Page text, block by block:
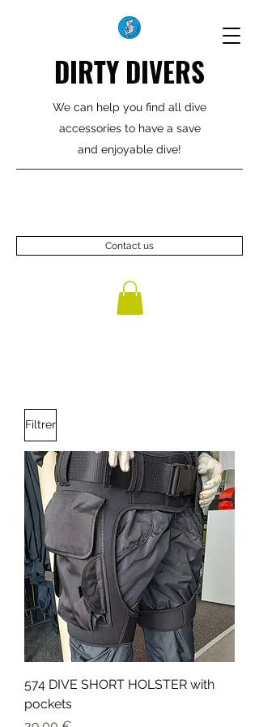
DIRTY DIVERS
We can help you find all dive
accessories to have a save
and enjoyable dive!
Contact us
Filtrer
574 DIVE SHORT HOLSTER with
pockets